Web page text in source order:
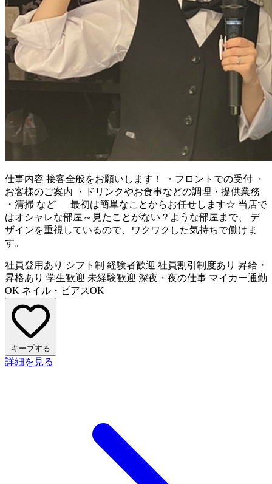
仕事内容 接客全般をお願いします！ ・フロントでの受付 ・
お客様のご案内 ・ドリンクやお食事などの調理・提供業務
・清掃 など 最初は簡単なことからお任せします☆ 当店で
はオシャレな部屋～見たことがない？ような部屋まで、 デ
ザインを重視しているので、ワクワクした気持ちで働けま
す。
社員登用あり シフト制 経験者歓迎 社員割引制度あり 昇給・
昇格あり 学生歓迎 未経験歓迎 深夜・夜の仕事 マイカー通勤
OK ネイル・ピアスOK
キープする
詳細を見る